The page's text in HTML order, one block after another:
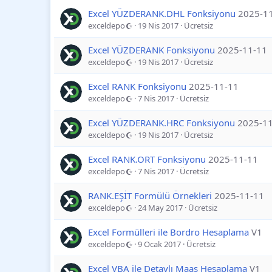
Excel YÜZDERANK.DHL Fonksiyonu 2025-
exceldepo 19 Nis 2017 Ücretsiz
Excel YÜZDERANK Fonksiyonu 2025-11-11
exceldepo 19 Nis 2017 Ücretsiz
Excel RANK Fonksiyonu 2025-11-11
exceldepo 7 Nis 2017 Ücretsiz
Excel YÜZDERANK.HRC Fonksiyonu 2025-
exceldepo 19 Nis 2017 Ücretsiz
Excel RANK.ORT Fonksiyonu 2025-11-11
exceldepo 7 Nis 2017 Ücretsiz
RANK.EŞİT Formülü Örnekleri 2025-11-11
exceldepo 24 May 2017 Ücretsiz
Excel Formülleri ile Bordro Hesaplama V1
exceldepo 9 Ocak 2017 Ücretsiz
Excel VBA ile Detaylı Maaş Hesaplama V1